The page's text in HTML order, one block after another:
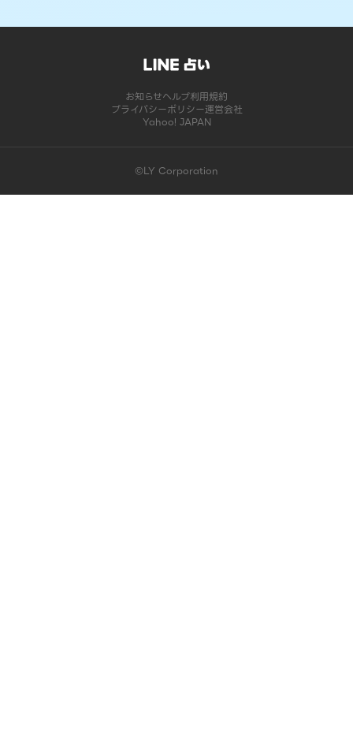
お知らせヘルプ利用規約
プライバシーポリシー運営会社
Yahoo! JAPAN
©LY Corporation
このコンテンツは掲載が終了しました | LINE占い